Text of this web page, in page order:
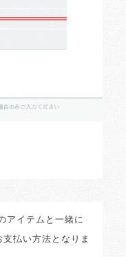
アイテムと一緒に
払い方法となりま